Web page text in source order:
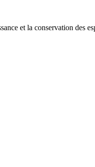
et la conservation des